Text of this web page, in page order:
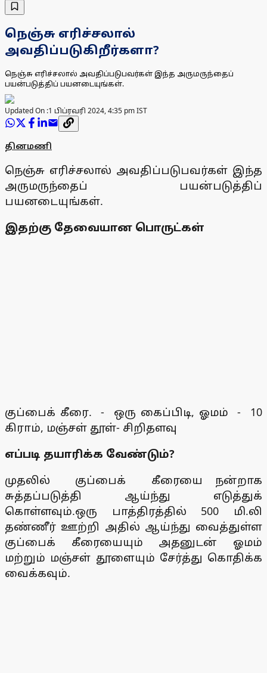
நெஞ்சு எரிச்சலால்
அவதிப்படுகிறீர்களா?
நெஞ்சு எரிச்சலால் அவதிப்படுபவர்கள் இந்த அருமருந்தைப்
பயன்படுத்திப் பயனடையுங்கள்.
Updated On :1 பிப்ரவரி 2024, 4:35 pm IST
தினமணி
நெஞ்சு எரிச்சலால் அவதிப்படுபவர்கள் இந்த
அருமருந்தைப் பயன்படுத்திப்
பயனடையுங்கள்.
இதற்கு தேவையான பொருட்கள்
குப்பைக் கீரை. - ஒரு கைப்பிடி, ஓமம் - 10
கிராம், மஞ்சள் தூள்- சிறிதளவு
எப்படி தயாரிக்க வேண்டும்?
முதலில் குப்பைக் கீரையை நன்றாக
சுத்தப்படுத்தி ஆய்ந்து எடுத்துக்
கொள்ளவும்.ஒரு பாத்திரத்தில் 500 மி.லி
தண்ணீர் ஊற்றி அதில் ஆய்ந்து வைத்துள்ள
குப்பைக் கீரையையும் அதனுடன் ஓமம்
மற்றும் மஞ்சள் தூளையும் சேர்த்து கொதிக்க
வைக்கவும்.